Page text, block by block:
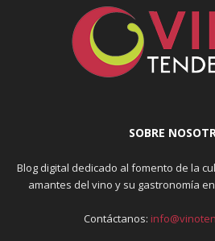
SOBRE
Blog digital dedicado al fomento de la
amantes del vino y su gastronomía
Contáctanos: